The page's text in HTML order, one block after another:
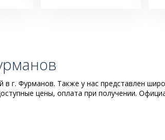
г. Фурманов. Также у нас представлен
цены, оплата при получении.